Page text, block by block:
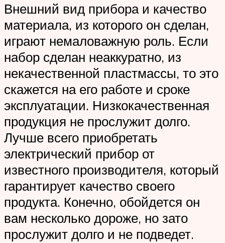
Внешний вид прибора и качество
материала, из которого он сделан,
играют немаловажную роль. Если
набор сделан неаккуратно, из
некачественной пластмассы, то это
скажется на его работе и сроке
эксплуатации. Низкокачественная
продукция не прослужит долго.
Лучше всего приобретать
электрический прибор от
известного производителя, который
гарантирует качество своего
продукта. Конечно, обойдется он
вам несколько дороже, но зато
прослужит долго и не подведет.